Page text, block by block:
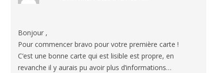
Bonjour ,
Pour commencer bravo pour votre première carte !
C’est une bonne carte qui est lisible est propre, en
revanche il y aurais pu avoir plus d’informations…